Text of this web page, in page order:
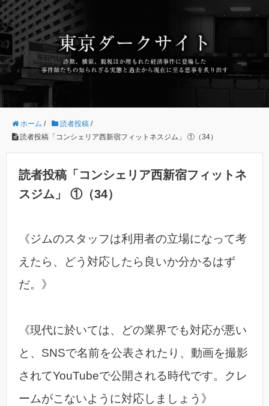
ホーム / 読者投稿 /
読者投稿「コンシェリア西新宿フィットネスジム」 ①（34）
読者投稿「コンシェリア西新宿フィットネ
スジム」 ①（34）
《ジムのスタッフは利用者の立場になって考
えたら、どう対応したら良いか分かるはず
だ。》
《現代に於いては、どの業界でも対応が悪い
と、SNSで名前を公表されたり、動画を撮影
されてYouTubeで公開される時代です。クレ
ームがこないように対応しましょう》